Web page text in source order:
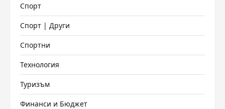
Спорт
Спорт | Други
Спортни
Технология
Туризъм
Финанси и Бюджет